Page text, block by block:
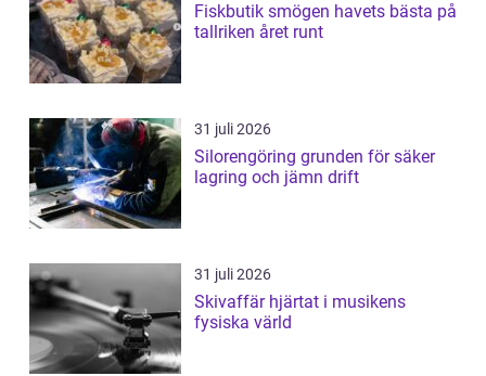
Fiskbutik smögen havets bästa på
tallriken året runt
31 juli 2026
Silorengöring grunden för säker
lagring och jämn drift
31 juli 2026
Skivaffär hjärtat i musikens
fysiska värld